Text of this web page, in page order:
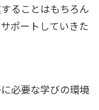
ることはもちろん
ポートしていきた
必要な学びの環境